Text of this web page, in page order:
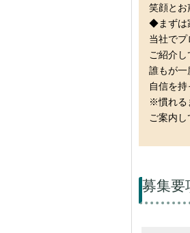
笑顔とお
◆まずは
当社でプ
ご紹介し
誰もが
自信を
※慣れる
ご案内し
募集要